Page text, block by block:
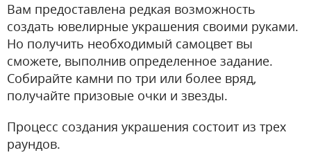
Вам предоставлена редкая возможность
создать ювелирные украшения своими руками.
Но получить необходимый самоцвет вы
сможете, выполнив определенное задание.
Собирайте камни по три или более вряд,
получайте призовые очки и звезды.
Процесс создания украшения состоит из трех
раундов.